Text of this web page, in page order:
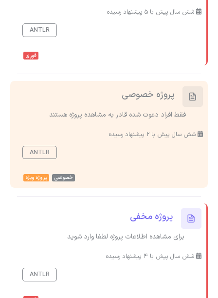
شش سال پیش با 5 پیشنهاد رسیده
ANTLR
فوری
پروژه خصوصی
فقط افراد دعوت شده قادر به مشاهده پروژه هستند
شش سال پیش با 2 پیشنهاد رسیده
ANTLR
خصوصی پروژه ویژه
پروژه مخفی
برای مشاهده اطلاعات پروژه لطفا وارد شوید
شش سال پیش با 4 پیشنهاد رسیده
ANTLR